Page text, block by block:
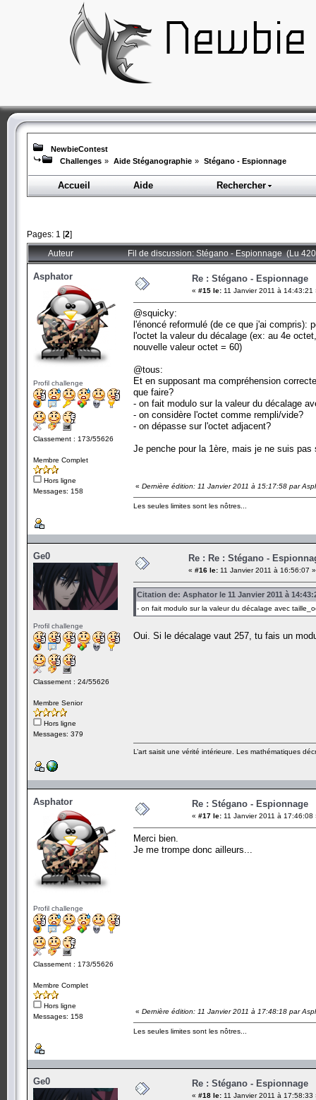
NewbieContest
Challenges » Aide Stéganographie » Stégano - Espionnage
Accueil Aide Rechercher
Pages: 1 [2]
Auteur Fil de discussion: Stégano - Espionnage (Lu
Asphator
Profil challenge
Classement : 173/55626
Membre Complet
Hors ligne
Messages: 158
Re : Stégano - Espionnage
« #15 le: 11 Janvier 2011 à 14:43:21
@squicky:
l'énoncé reformulé (de ce que j'ai compris):
l'octet la valeur du décalage (ex: au 4e
nouvelle valeur octet = 60)
@tous:
Et en supposant ma compréhension
que faire?
- on fait modulo sur la valeur du décalage
- on considère l'octet comme rempli/vide?
- on dépasse sur l'octet adjacent?
Je penche pour la 1ère, mais je ne suis
« Dernière édition: 11 Janvier 2011 à 15:17:58 par
Les seules limites sont les nôtres...
Ge0
Profil challenge
Classement : 24/55626
Membre Senior
Hors ligne
Messages: 379
Re : Re : Stégano -
« #16 le: 11 Janvier 2011 à 16:56:07 »
Citation de: Asphator le 11 Janvier 2011 à
- on fait modulo sur la valeur du décalage avec
Oui. Si le décalage vaut 257, tu fais un
L’art saisit une vérité intérieure. Les mathématiques
Asphator
Profil challenge
Classement : 173/55626
Membre Complet
Hors ligne
Messages: 158
Re : Stégano - Espionnage
« #17 le: 11 Janvier 2011 à 17:46:08
Merci bien.
Je me trompe donc ailleurs...
« Dernière édition: 11 Janvier 2011 à 17:48:18 par
Les seules limites sont les nôtres...
Ge0 Re : Stégano - Espionnage
« #18 le: 11 Janvier 2011 à 17:58:33